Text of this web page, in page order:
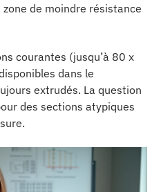
de moindre résistance
courantes (jusqu’à 80 x
dans le
extrudés. La question
des sections atypiques